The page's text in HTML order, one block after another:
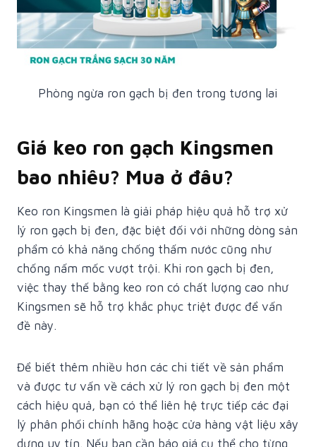
Phòng ngừa ron gạch bị đen trong tương lai
Giá keo ron gạch Kingsmen
bao nhiêu? Mua ở đâu?
Keo ron Kingsmen là giải pháp hiệu quả hỗ trợ xử
lý ron gạch bị đen, đặc biệt đối với những dòng sản
phẩm có khả năng chống thấm nước cũng như
chống nấm mốc vượt trội. Khi ron gạch bị đen,
việc thay thế bằng keo ron có chất lượng cao như
Kingsmen sẽ hỗ trợ khắc phục triệt được để vấn
đề này.
Để biết thêm nhiều hơn các chi tiết về sản phẩm
và được tư vấn về cách xử lý ron gạch bị đen một
cách hiệu quả, bạn có thể liên hệ trực tiếp các đại
lý phân phối chính hãng hoặc cửa hàng vật liệu xây
dựng uy tín. Nếu bạn cần báo giá cụ thể cho từng